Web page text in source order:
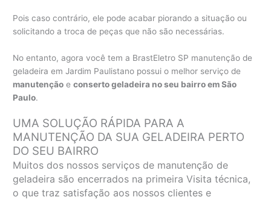
Pois caso contrário, ele pode acabar piorando a situação ou
solicitando a troca de peças que não são necessárias.
No entanto, agora você tem a BrastEletro SP manutenção de
geladeira em Jardim Paulistano possui o melhor serviço de
manutenção econserto geladeira no seu bairro em São
Paulo.
UMA SOLUÇÃO RÁPIDA PARA A
MANUTENÇÃO DA SUA GELADEIRA PERTO
DO SEU BAIRRO
Muitos dos nossos serviços de manutenção de
geladeira são encerrados na primeira Visita técnica,
o que traz satisfação aos nossos clientes e